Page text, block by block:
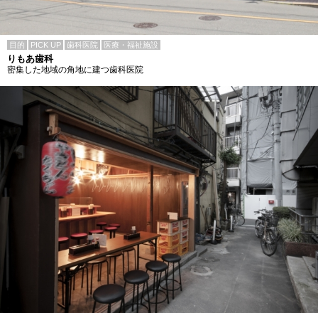
目的 PICK UP 歯科医院 医療・福祉施設
りもあ歯科
密集した地域の角地に建つ歯科医院